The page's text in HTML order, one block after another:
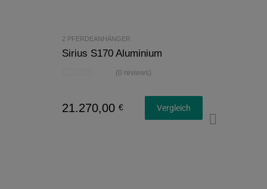
2 PFERDEANHÄNGER
Sirius S170 Aluminium
(0 reviews)
21.270,00 €
Vergleich